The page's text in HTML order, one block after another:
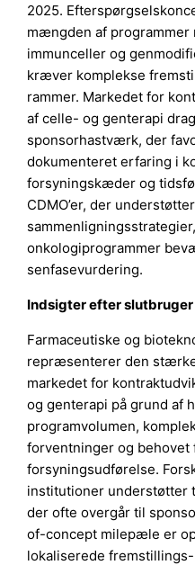
2025.
mængden af programmer
immunceller og
kræver komplekse
rammer. Markedet for
af celle- og genterapi
sponsorhastværk, der
dokumenteret erfaring i
forsyningskæder og
CDMO’er, der
onkologiprogrammer
senfasevurdering.
Indsigter efter slutbruger
Farmaceutiske og
repræsenterer den
markedet for
og genterapi på grund af
programvolumen,
forventninger og behovet
forsyningsudførelse.
institutioner understøtter
der ofte overgår til
of-concept milepæle er
lokaliserede